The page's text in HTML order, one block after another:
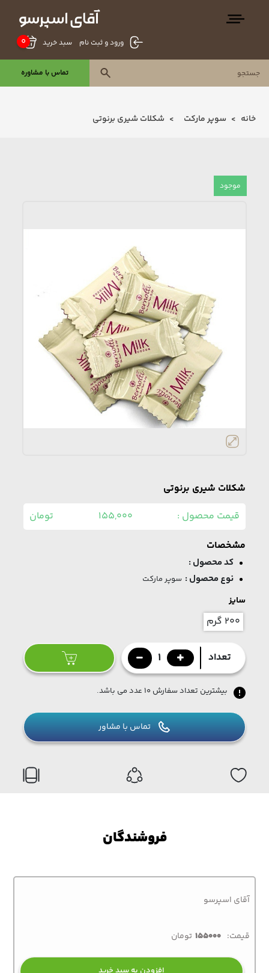
ورود و ثبت نام 0 سبد خرید
تماس با مشاوره
خانه سوپر مارکت شکلات شیری برنوتی
موجود
شکلات شیری برنوتی
قیمت محصول :
155,000
تومان
مشخصات
کد محصول :
نوع محصول : سوپر مارکت
سایز
200 گرم
تعداد 1
بیشترین تعداد سفارش ۱۰ عدد می باشد.
تماس با مشاور
فروشندگان
آقای اسپرسو
قیمت: 155000 تومان